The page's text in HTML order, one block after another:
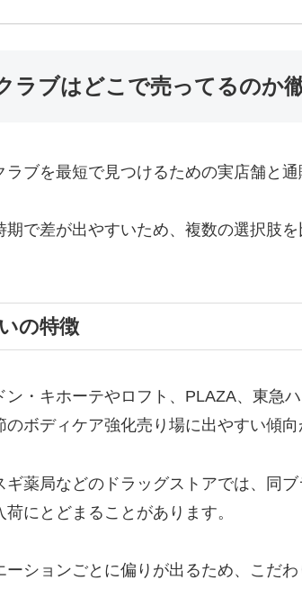
ラブはどこで売ってるのか
ブを最短で見つけるための実店舗と通
で差が出やすいため、複数の選択肢
の特徴
ン・キホーテやロフト、PLAZA、東急
ボディケア強化売り場に出やすい傾向
薬局などのドラッグストアでは、同
にとどまることがあります。
ションごとに偏りが出るため、こだ